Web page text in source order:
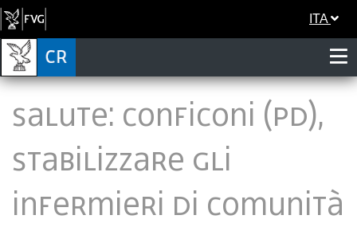
ITA
Salute: Conficoni (Pd),
stabilizzare gli
infermieri di comunità